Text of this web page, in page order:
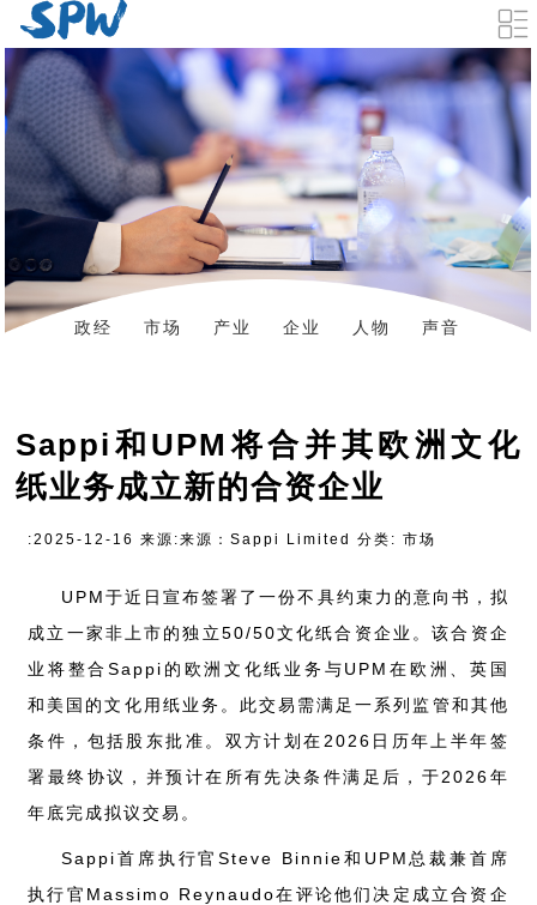
政经 市场 产业 企业 人物
声音
Sappi和UPM将合并其欧洲文化
纸业务成立新的合资企业
:2025-12-16 来源:来源：Sappi Limited 分类: 市场
UPM于近日宣布签署了一份不具约束力的意向书，拟
成立一家非上市的独立50/50文化纸合资企业。该合资企
业将整合Sappi的欧洲文化纸业务与UPM在欧洲、英国
和美国的文化用纸业务。此交易需满足一系列监管和其他
条件，包括股东批准。双方计划在2026日历年上半年签
署最终协议，并预计在所有先决条件满足后，于2026年
年底完成拟议交易。
Sappi首席执行官Steve Binnie和UPM总裁兼首席
执行官Massimo Reynaudo在评论他们决定成立合资企